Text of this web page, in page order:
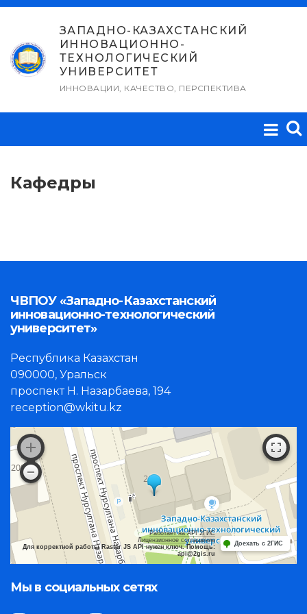
Перейти
содержимому
ЗАПАДНО-КАЗАХСТАНСКИЙ
ИННОВАЦИОННО-
ТЕХНОЛОГИЧЕСКИЙ
УНИВЕРСИТЕТ
ИННОВАЦИИ, КАЧЕСТВО, ПЕРСПЕКТИВА
Кафедры
ЧВПОУ «Западно-Казахстанский
инновационно-технологический
университет»
Республика Казахстан
090000, Уральск
проспект Н. Назарбаева, 194
reception@wkitu.kz
Работает на API 2ГИС
Лицензионное соглашение
Для корректной работы Raster JS API нужен ключ. Помощь:
api@2gis.ru
Доехать с 2ГИС
Мы в социальных сетях